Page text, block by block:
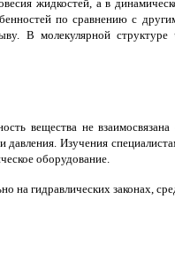
жидкостей, а в
по сравнению с
В молекулярной
вещества не
давления. Изучения
оборудование.
на гидравлических законах,